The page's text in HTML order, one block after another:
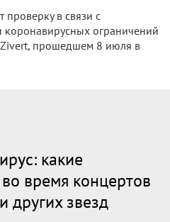
в связи с
ограничений
прошедшем 8 июля в
какие
время концертов
других звезд